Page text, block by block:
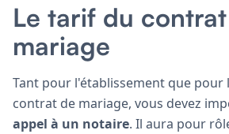
Le tarif du
mariage
Tant pour l'établissement que
contrat de mariage, vous devez
appel à un notaire. Il aura pour